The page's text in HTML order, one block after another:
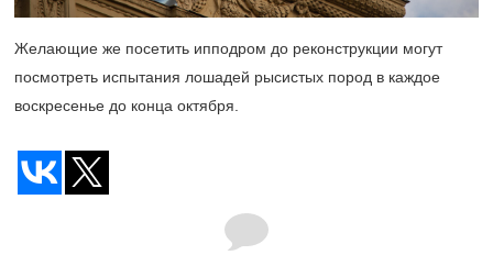
Желающие же посетить ипподром до реконструкции могут
посмотреть испытания лошадей рысистых пород в каждое
воскресенье до конца октября.